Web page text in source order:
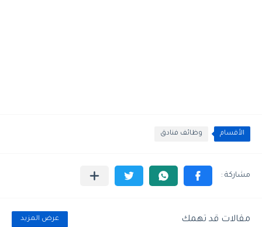
الأقسام وظائف فنادق
مقالات قد تهمك عرض المزيد